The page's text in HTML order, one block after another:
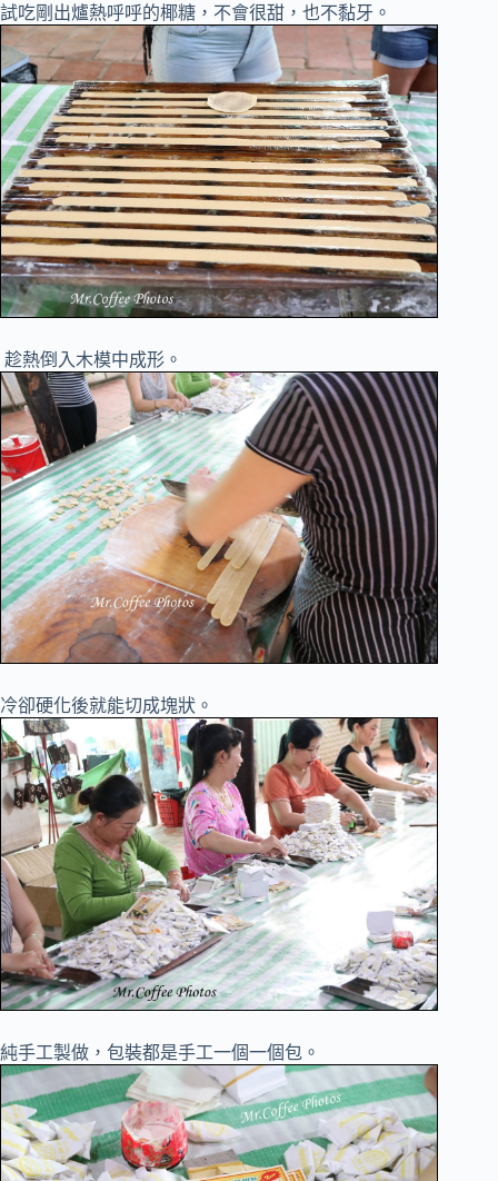
試吃剛出爐熱呼呼的椰糖，不會很甜，也不黏牙。
趁熱倒入木模中成形。
冷卻硬化後就能切成塊狀。
純手工製做，包裝都是手工一個一個包。